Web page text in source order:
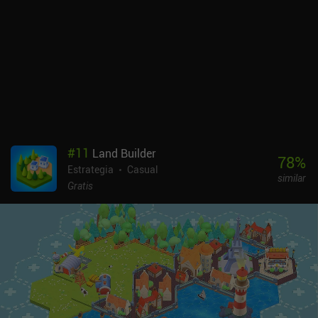
juego se basa en la gestión de recursos y la estrategia, haciendo de
la supervivencia el verdadero adversario. También es un excelente
port que traslada sus complejidades a un formato apto para
desbloquear el juego completo. Los fans de la estrategia, la
resolución de puzles y la mecánica de los juegos de tablero
encontrarán aquí mucho que masticar, ya que Landnama es una
experiencia de supervivencia vikinga bastante memorable.
#11 Land Builder
Estrategia
Casual
Gratis
78%
similar